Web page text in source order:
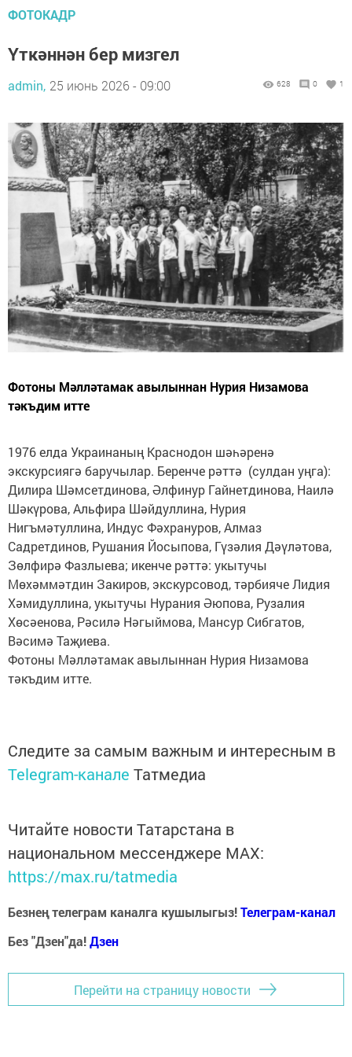
ФОТОКАДР
Үткәннән бер мизгел
admin, 25 июнь 2026 - 09:00 628 0 1
Фотоны Мәлләтамак авылыннан Нурия Низамова
тәкъдим итте
1976 елда Украинаның Краснодон шәһәренә
экскурсиягә баручылар. Беренче рәттә (сулдан уңга):
Дилира Шәмсетдинова, Әлфинур Гайнетдинова, Наилә
Шәкүрова, Альфира Шәйдуллина, Нурия
Нигъмәтуллина, Индус Фәхрануров, Алмаз
Садретдинов, Рушания Йосыпова, Гүзәлия Дәүләтова,
Зөлфирә Фазлыева; икенче рәттә: укытучы
Мөхәммәтдин Закиров, экскурсовод, тәрбияче Лидия
Хәмидуллина, укытучы Нурания Әюпова, Рузалия
Хөсәенова, Рәсилә Нәгыймова, Мансур Сибгатов,
Вәсимә Таҗиева.
Фотоны Мәлләтамак авылыннан Нурия Низамова
тәкъдим итте.
Следите за самым важным и интересным в
Telegram-канале Татмедиа
Читайте новости Татарстана в
национальном мессенджере MАХ:
https://max.ru/tatmedia
Безнең телеграм каналга кушылыгыз!Телеграм-канал
Без "Дзен"да!Дзен
Перейти на страницу новости